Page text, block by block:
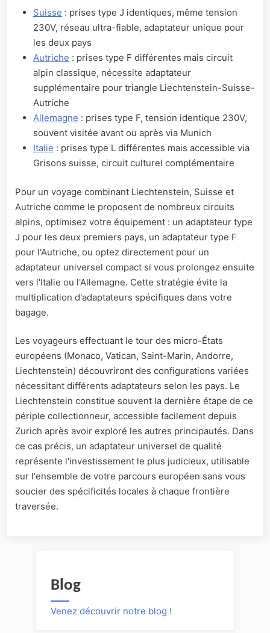
Suisse : prises type J identiques, même tension
230V, réseau ultra-fiable, adaptateur unique pour
les deux pays
Autriche : prises type F différentes mais circuit
alpin classique, nécessite adaptateur
supplémentaire pour triangle Liechtenstein-Suisse-
Autriche
Allemagne : prises type F, tension identique 230V,
souvent visitée avant ou après via Munich
Italie : prises type L différentes mais accessible via
Grisons suisse, circuit culturel complémentaire
Pour un voyage combinant Liechtenstein, Suisse et
Autriche comme le proposent de nombreux circuits
alpins, optimisez votre équipement : un adaptateur type
J pour les deux premiers pays, un adaptateur type F
pour l'Autriche, ou optez directement pour un
adaptateur universel compact si vous prolongez ensuite
vers l'Italie ou l'Allemagne. Cette stratégie évite la
multiplication d'adaptateurs spécifiques dans votre
bagage.
Les voyageurs effectuant le tour des micro-États
européens (Monaco, Vatican, Saint-Marin, Andorre,
Liechtenstein) découvriront des configurations variées
nécessitant différents adaptateurs selon les pays. Le
Liechtenstein constitue souvent la dernière étape de ce
périple collectionneur, accessible facilement depuis
Zurich après avoir exploré les autres principautés. Dans
ce cas précis, un adaptateur universel de qualité
représente l'investissement le plus judicieux, utilisable
sur l'ensemble de votre parcours européen sans vous
soucier des spécificités locales à chaque frontière
traversée.
Blog
Venez découvrir notre blog !